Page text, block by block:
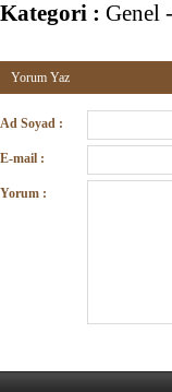
Kategori : Genel -
Yorum Yaz
Ad Soyad :
E-mail :
Yorum :